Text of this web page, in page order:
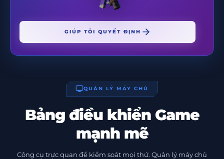
GIÚP TÔI QUYẾT ĐỊNH
QUẢN LÝ MÁY CHỦ
Bảng điều khiển Game
mạnh mẽ
Công cụ trực quan để kiểm soát mọi thứ. Quản lý máy chủ